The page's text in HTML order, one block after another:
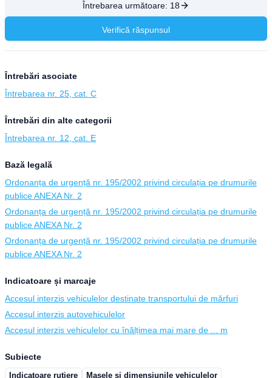
Întrebarea următoare: 18
Verifică răspunsul
Întrebări asociate
Întrebarea nr. 25, cat. C
Întrebări din alte categorii
Întrebarea nr. 12, cat. E
Bază legală
Ordonanța de urgență nr. 195/2002 privind circulația pe drumurile
publice ANEXA Nr. 2
Ordonanța de urgență nr. 195/2002 privind circulația pe drumurile
publice ANEXA Nr. 2
Ordonanța de urgență nr. 195/2002 privind circulația pe drumurile
publice ANEXA Nr. 2
Indicatoare și marcaje
Accesul interzis vehiculelor destinate transportului de mărfuri
Accesul interzis autovehiculelor
Accesul interzis vehiculelor cu înălțimea mai mare de ... m
Subiecte
Indicatoare rutiere Masele și dimensiunile vehiculelor